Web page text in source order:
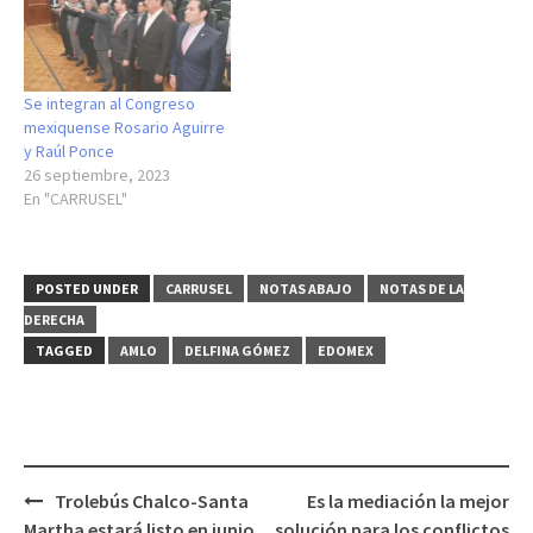
Se integran al Congreso
mexiquense Rosario Aguirre
y Raúl Ponce
26 septiembre, 2023
En "CARRUSEL"
POSTED UNDER CARRUSEL NOTAS ABAJO
NOTAS DE LA
DERECHA
TAGGED
AMLO DELFINA GÓMEZ EDOMEX
Post
navigation
Trolebús Chalco-Santa
Es la mediación la mejor